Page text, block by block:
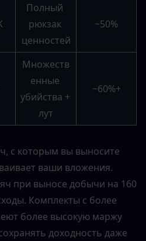
Полный
рюкзак
ценностей
~50%
Множеств
енные
убийства +
лут
~60%+
с которым вы выносите
ваши вложения.
при выносе добычи на 160
Комплекты с более
более высокую маржу
доходность даже